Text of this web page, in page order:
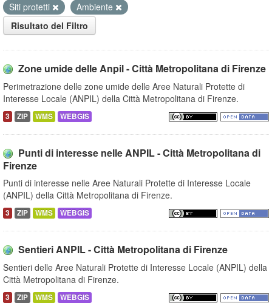
Siti protetti
Ambiente
Risultato del Filtro
Zone umide delle Anpil - Città Metropolitana di Firenze
Perimetrazione delle zone umide delle Aree Naturali Protette di
Interesse Locale (ANPIL) della Città Metropolitana di Firenze.
3 ZIP WMS WEBGIS
Punti di interesse nelle ANPIL - Città Metropolitana di
Firenze
Punti di interesse nelle Aree Naturali Protette di Interesse Locale
(ANPIL) della Città Metropolitana di Firenze.
3 ZIP WMS WEBGIS
Sentieri ANPIL - Città Metropolitana di Firenze
Sentieri delle Aree Naturali Protette di Interesse Locale (ANPIL) della
Città Metropolitana di Firenze.
3 ZIP WMS WEBGIS